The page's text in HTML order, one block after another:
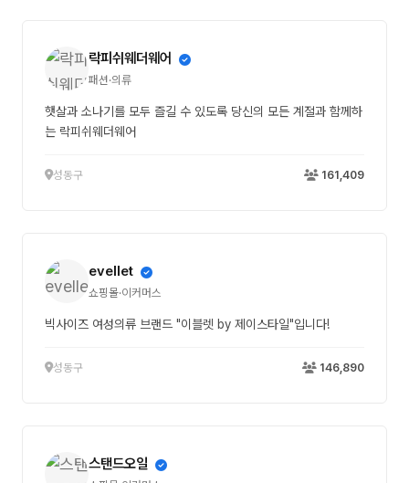
락피쉬웨더웨어
패션·의류
햇살과 소나기를 모두 즐길 수 있도록 당신의 모든 계절과 함께하
는 락피쉬웨더웨어
성동구 161,409
evellet
쇼핑몰·이커머스
빅사이즈 여성의류 브랜드 "이블렛 by 제이스타일"입니다!
성동구 146,890
스탠드오일